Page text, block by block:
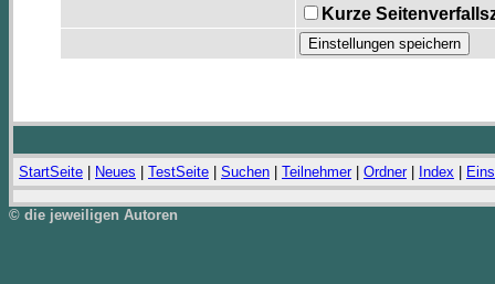
Kurze
StartSeite Neues TestSeite Suchen Teilnehmer| Ordner| Index
© die jeweiligen Autoren